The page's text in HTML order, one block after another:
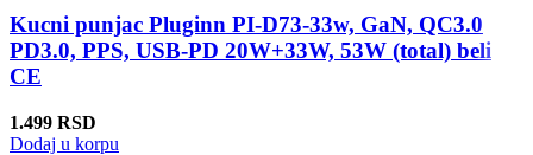
Kucni punjac Pluginn PI-D73-33w, GaN, QC3.0
PD3.0, PPS, USB-PD 20W+33W, 53W (total) beli
CE
1.499 RSD
Dodaj u korpu